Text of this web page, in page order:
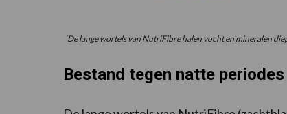
‘De lange wortels van NutriFibre halen vocht en mineralen
Bestand tegen natte periodes